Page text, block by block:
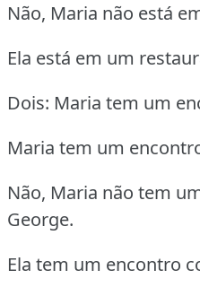
Não, Maria não está
Ela está em um
Dois: Maria tem um
Maria tem um
Não, Maria não tem
George.
Ela tem um encontro